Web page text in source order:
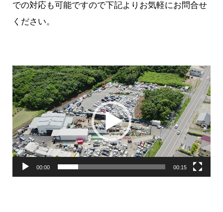
での対応も可能ですので下記よりお気軽にお問合せ
ください。
動
画
プ
レ
ー
ヤ
ー
00:00 00:15